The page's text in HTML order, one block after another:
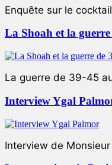
Enquête sur le
La Shoah et la
La guerre de 39-45
Interview Ygal
Interview de